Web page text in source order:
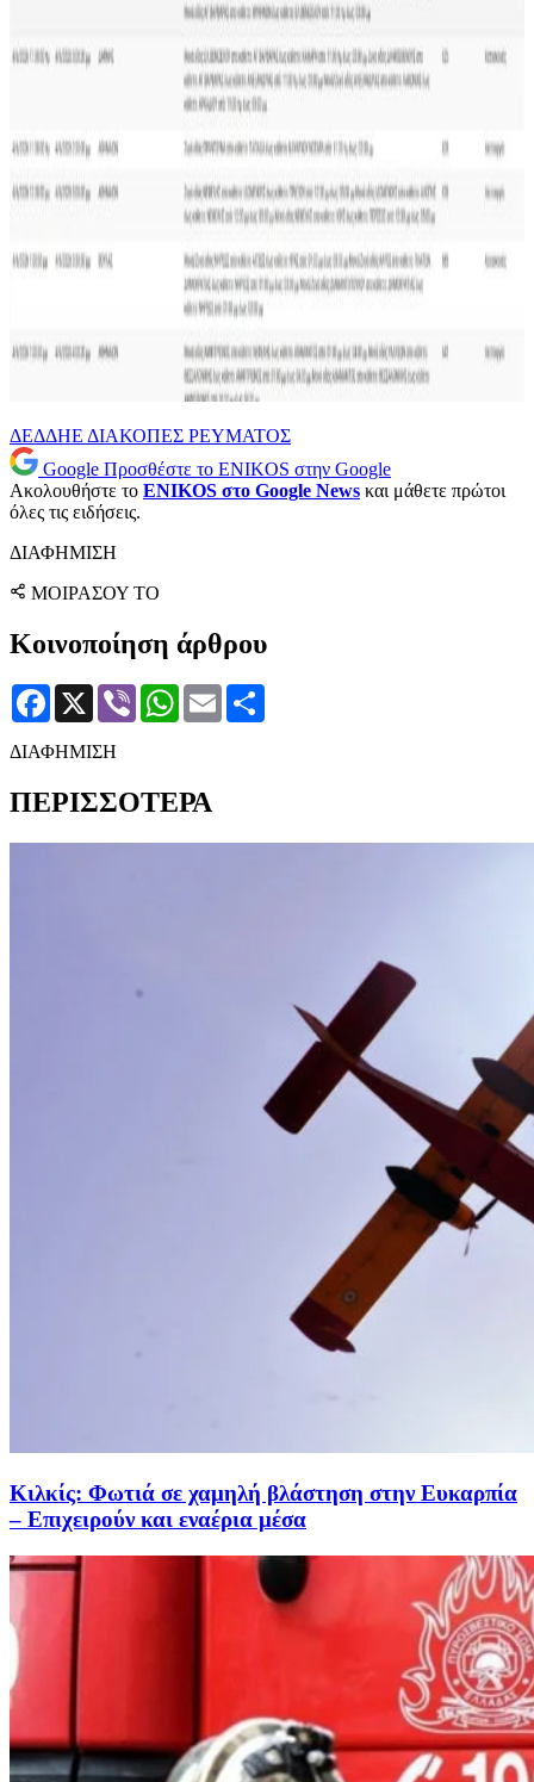
ΔΕΔΔΗΕ ΔΙΑΚΟΠΕΣ ΡΕΥΜΑΤΟΣ
Google Προσθέστε το ENIKOS στην Google
Ακολουθήστε το ENIKOS στο Google News και μάθετε πρώτοι
όλες τις ειδήσεις.
ΔΙΑΦΗΜΙΣΗ
ΜΟΙΡΑΣΟΥ ΤΟ
Κοινοποίηση άρθρου
Facebook
X Viber WhatsApp
Email
ΔΙΑΦΗΜΙΣΗ
ΠΕΡΙΣΣΟΤΕΡΑ
Κιλκίς: Φωτιά σε χαμηλή βλάστηση στην Ευκαρπία
– Επιχειρούν και εναέρια μέσα